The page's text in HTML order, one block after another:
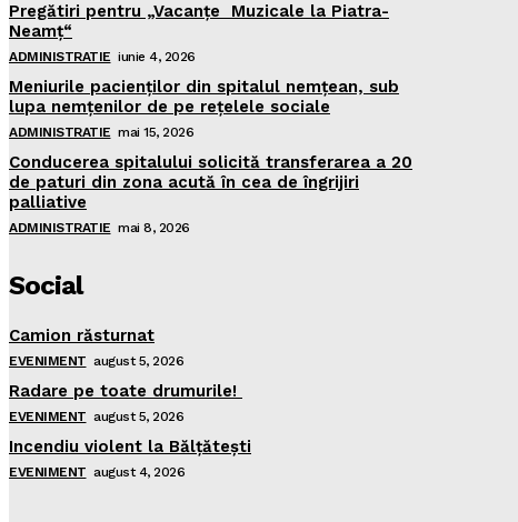
Pregătiri pentru „Vacanţe Muzicale la Piatra-
Neamţ“
ADMINISTRATIE iunie 4, 2026
Meniurile pacienţilor din spitalul nemţean, sub
lupa nemţenilor de pe reţelele sociale
ADMINISTRATIE mai 15, 2026
Conducerea spitalului solicită transferarea a 20
de paturi din zona acută în cea de îngrijiri
palliative
ADMINISTRATIE mai 8, 2026
Social
Camion răsturnat
EVENIMENT august 5, 2026
Radare pe toate drumurile!
EVENIMENT august 5, 2026
Incendiu violent la Bălţăteşti
EVENIMENT august 4, 2026